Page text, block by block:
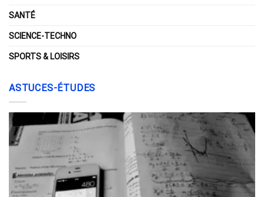
SANTÉ
SCIENCE-TECHNO
SPORTS & LOISIRS
ASTUCES-ÉTUDES